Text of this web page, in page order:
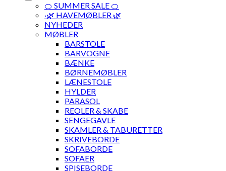
🍊 SUMMER SALE 🍊
·🌿 HAVEMØBLER 🌿
NYHEDER
MØBLER
BARSTOLE
BARVOGNE
BÆNKE
BØRNEMØBLER
LÆNESTOLE
HYLDER
PARASOL
REOLER & SKABE
SENGEGAVLE
SKAMLER & TABURETTER
SKRIVEBORDE
SOFABORDE
SOFAER
SPISEBORDE